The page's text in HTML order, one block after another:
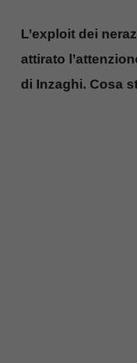
L’exploit dei
attirato
di Inzaghi. Cosa